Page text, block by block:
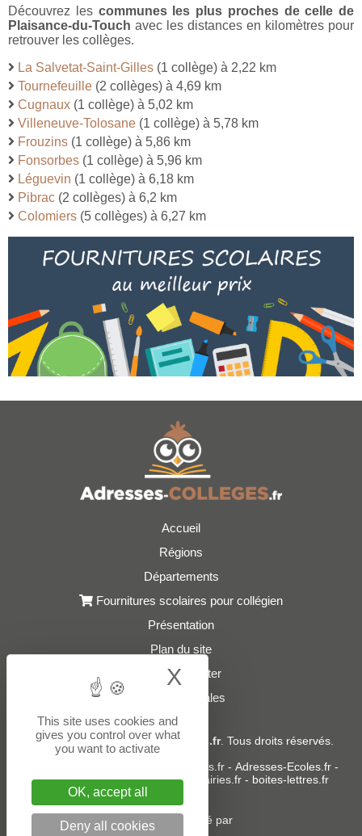
Découvrez les communes les plus proches de celle de
Plaisance-du-Touch avec les distances en kilomètres pour
retrouver les collèges.
La Salvetat-Saint-Gilles (1 collège) à 2,22 km
Tournefeuille (2 collèges) à 4,69 km
Cugnaux (1 collège) à 5,02 km
Villeneuve-Tolosane (1 collège) à 5,78 km
Frouzins (1 collège) à 5,86 km
Fonsorbes (1 collège) à 5,96 km
Léguevin (1 collège) à 6,18 km
Pibrac (2 collèges) à 6,2 km
Colomiers (5 collèges) à 6,27 km
Accueil
Régions
Départements
Fournitures scolaires pour collégien
Présentation
Plan du site
Nous contacter
Mentions légales
© 2021 - 2026Adresses-Colleges.fr. Tous droits réservés.
donneespubliques.fr- Adresses-Ecoles.fr-
Adresses-Lycees.fr-Adresses-Mairies.fr- boites-lettres.fr
Un service édité par
This site uses cookies and
gives you control over what
you want to activate
OK, accept all
Deny all cookies
X Hide cookie